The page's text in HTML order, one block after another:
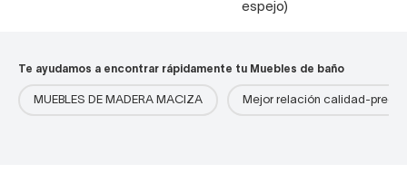
espejo)
Te ayudamos a encontrar rápidamente tu Muebles de baño
MUEBLES DE MADERA MACIZA Mejor relación calidad-precio